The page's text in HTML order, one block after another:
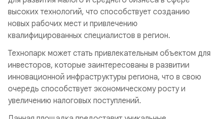
высоких технологий, что способствует созданию
новых рабочих мест и привлечению
квалифицированных специалистов в регион.
Технопарк может стать привлекательным объектом для
инвесторов, которые заинтересованы в развитии
инновационной инфраструктуры региона, что в свою
очередь способствует экономическому росту и
увеличению налоговых поступлений.